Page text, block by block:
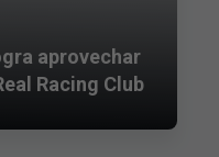
aprovechar
Racing Club